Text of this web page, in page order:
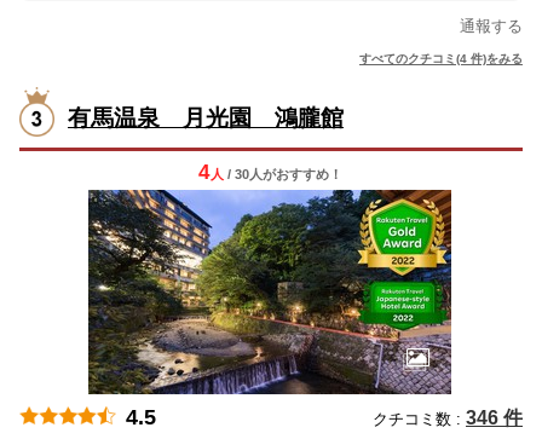
通報する
すべてのクチコミ(4 件)をみる
有馬温泉 月光園 鴻朧館
4人 / 30人がおすすめ！
4.5 クチコミ数 : 346 件